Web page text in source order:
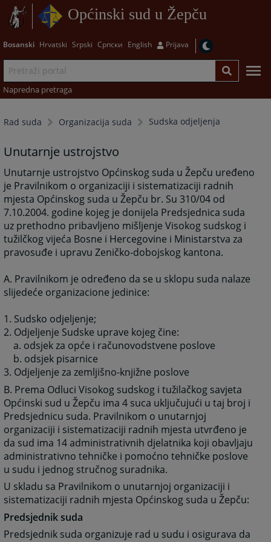
Općinski sud u Žepču
Bosanski Hrvatski Srpski Српски English Prijava
Napredna pretraga
Rad suda Organizacija suda Sudska odjeljenja
Unutarnje ustrojstvo
Unutarnje ustrojstvo Općinskog suda u Žepču uređeno
je Pravilnikom o organizaciji i sistematizaciji radnih
mjesta Općinskog suda u Žepču br. Su 310/04 od
7.10.2004. godine kojeg je donijela Predsjednica suda
uz prethodno pribavljeno mišljenje Visokog sudskog i
tužilčkog vijeća Bosne i Hercegovine i Ministarstva za
pravosuđe i upravu Zeničko-dobojskog kantona.
A. Pravilnikom je određeno da se u sklopu suda nalaze
slijedeće organizacione jedinice:
1. Sudsko odjeljenje;
2. Odjeljenje Sudske uprave kojeg čine:
a. odsjek za opće i računovodstvene poslove
b. odsjek pisarnice
3. Odjeljenje za zemljišno-knjižne poslove
B. Prema Odluci Visokog sudskog i tužilačkog savjeta
Općinski sud u Žepču ima 4 suca uključujući u taj broj i
Predsjednicu suda. Pravilnikom o unutarnjoj
organizaciji i sistematizaciji radnih mjesta utvrđeno je
da sud ima 14 administrativnih djelatnika koji obavljaju
administrativno tehničke i pomoćno tehničke poslove
u sudu i jednog stručnog suradnika.
U skladu sa Pravilnikom o unutarnjoj organizaciji i
sistematizaciji radnih mjesta Općinskog suda u Žepču:
Predsjednik suda
Predsjednik suda organizuje rad u sudu i osigurava da